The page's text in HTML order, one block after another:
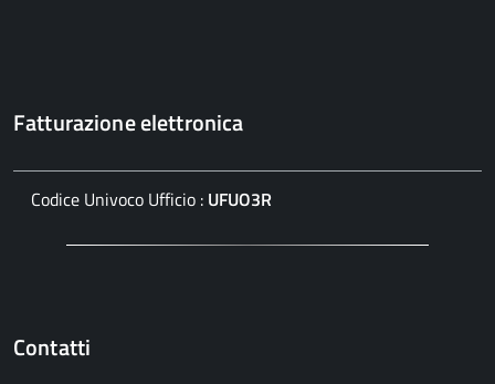
Fatturazione elettronica
Codice Univoco Ufficio : UFUO3R
Contatti